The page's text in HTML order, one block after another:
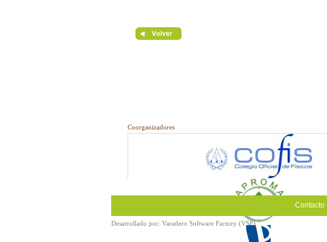
Coorganizadores
Contacto
Desarrollado por: Varadero Software Factory (VSF)